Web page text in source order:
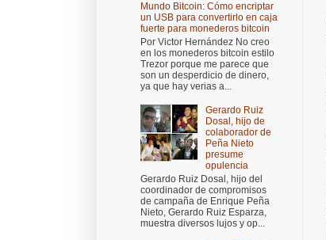
Mundo Bitcoin: Cómo encriptar
un USB para convertirlo en caja
fuerte para monederos bitcoin
Por Victor Hernández No creo
en los monederos bitcoin estilo
Trezor porque me parece que
son un desperdicio de dinero,
ya que hay verias a...
Gerardo Ruiz
Dosal, hijo de
colaborador de
Peña Nieto
presume
opulencia
Gerardo Ruiz Dosal, hijo del
coordinador de compromisos
de campaña de Enrique Peña
Nieto, Gerardo Ruiz Esparza,
muestra diversos lujos y op...